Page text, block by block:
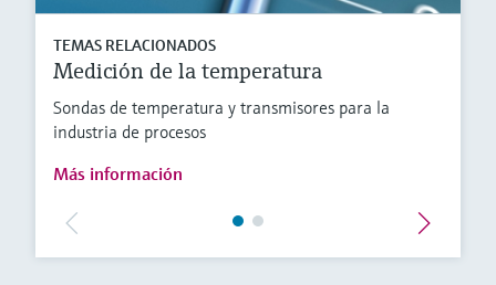
TEMAS RELACIONADOS
Medición de la temperatura
Sondas de temperatura y transmisores para la
industria de procesos
Más información